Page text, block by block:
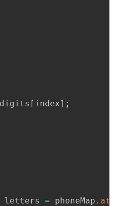
[ index] ;
letters = phoneMap . at